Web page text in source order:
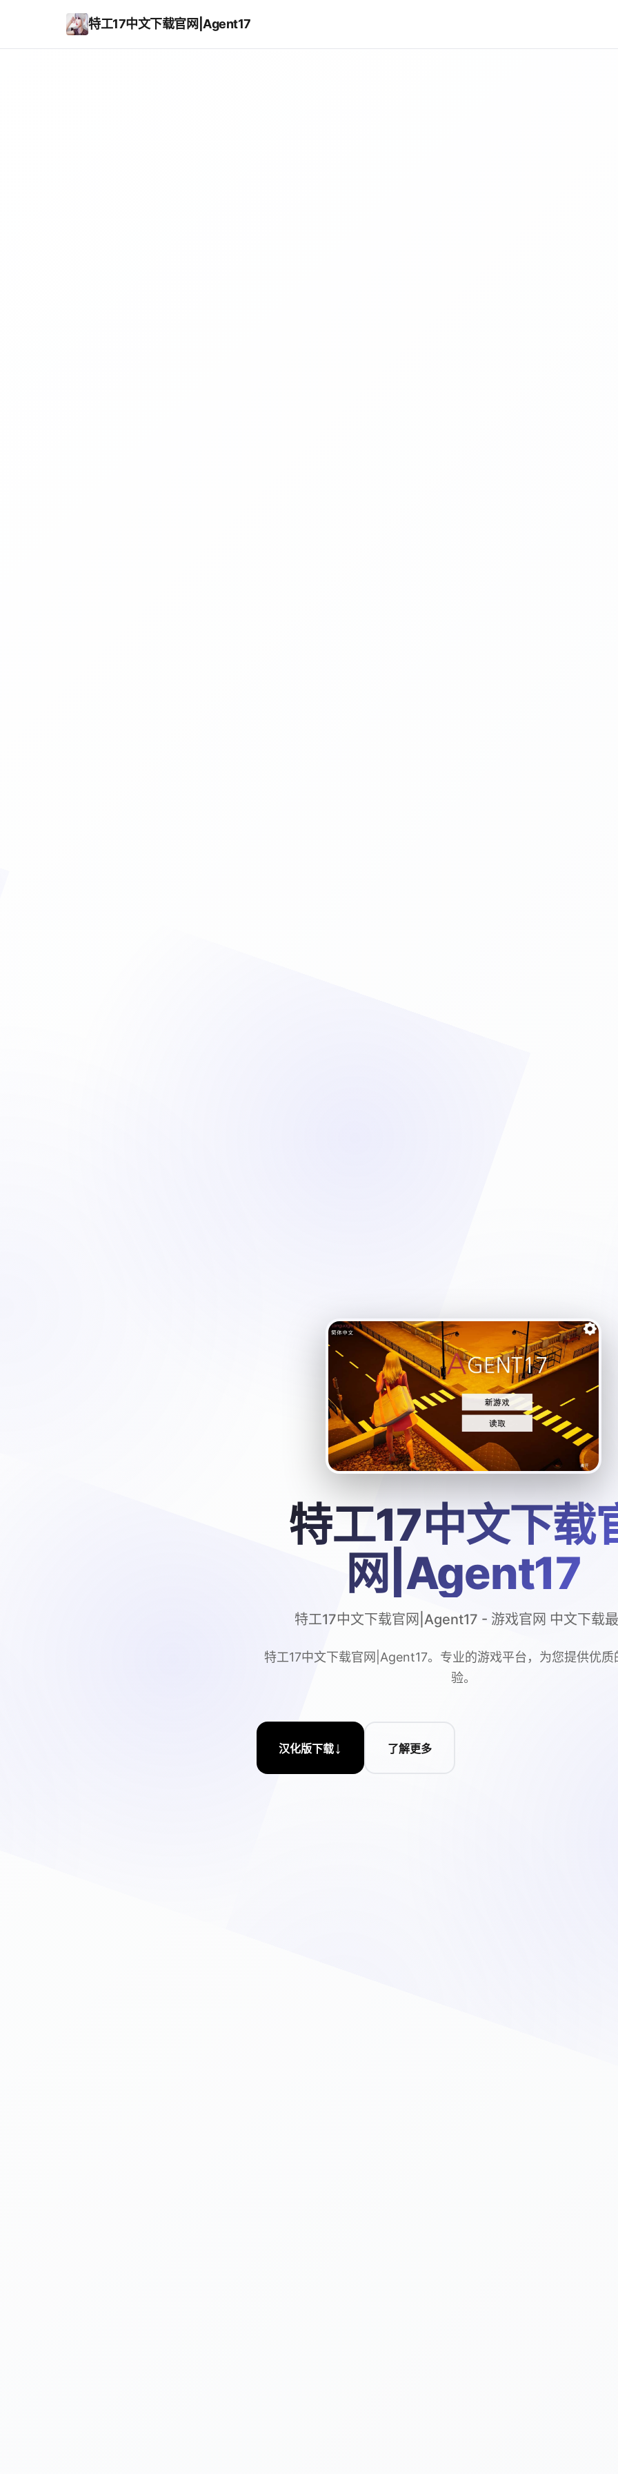
特工17中文下载官网|Agent17
特工17中文下载
网|Agent17
特工17中文下载官网|Agent17 - 游戏官网 中文下载
特工17中文下载官网|Agent17。专业的游戏平台，为您提供优质
验。
汉化版下载↓ 了解更多